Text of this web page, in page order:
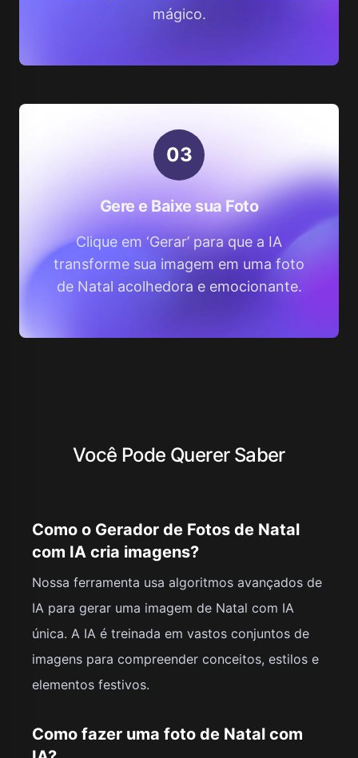
mágico.
03
Gere e Baixe sua Foto
Clique em ‘Gerar’ para que a IA
transforme sua imagem em uma foto
de Natal acolhedora e emocionante.
Você Pode Querer Saber
Como o Gerador de Fotos de Natal
com IA cria imagens?
Nossa ferramenta usa algoritmos avançados de
IA para gerar uma imagem de Natal com IA
única. A IA é treinada em vastos conjuntos de
imagens para compreender conceitos, estilos e
elementos festivos.
Como fazer uma foto de Natal com